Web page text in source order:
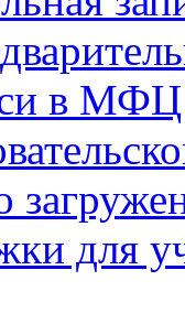
в МФЦ
для